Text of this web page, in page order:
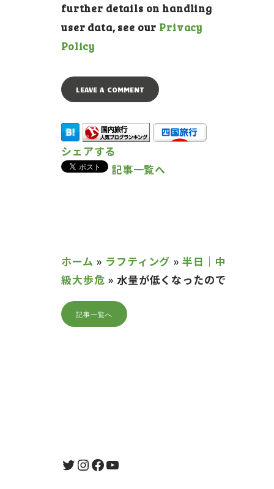
further details on handling
user data, see our Privacy
Policy
シェアする
記事一覧へ
ホーム » ラフティング » 半日｜中
級大歩危 » 水量が低くなったので
記事一覧へ
Twitter
Instagram
Facebook
YouTube